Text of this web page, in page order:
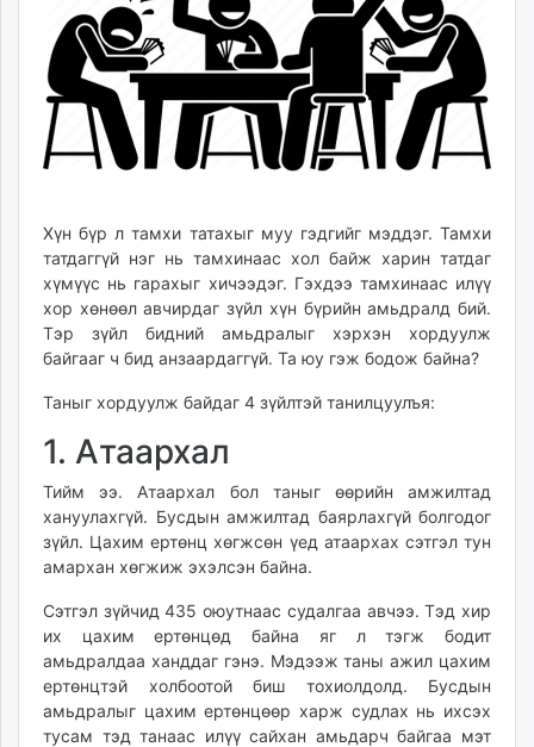
ikon.mn
mnb.mn
Livetv.mn
Eguur.mn
24tsag.mn
shuud.mn
ergelt.mn
zarig.mn
today.mn
zuv.mn
mminfo.mn
urlag.mn
unen.mn
asu.mn
shudarga.mn
shuurhai.mn
unuudur.mn
mglradio.com
fact.mn
itoim.mn
tumen.mn
shuum.mn
Хүн бүр л тамхи татахыг муу гэдгийг мэддэг. Тамхи
татдаггүй нэг нь тамхинаас хол байж харин татдаг
хүмүүс нь гарахыг хичээдэг. Гэхдээ тамхинаас илүү
хор хөнөөл авчирдаг зүйл хүн бүрийн амьдралд бий.
Тэр зүйл бидний амьдралыг хэрхэн хордуулж
байгааг ч бид анзаардаггүй. Та юу гэж бодож байна?
Таныг хордуулж байдаг 4 зүйлтэй танилцуулъя:
1. Атаархал
Тийм ээ. Атаархал бол таныг өөрийн амжилтад
хануулахгүй. Бусдын амжилтад баярлахгүй болгодог
зүйл. Цахим ертөнц хөгжсөн үед атаархах сэтгэл тун
амархан хөгжиж эхэлсэн байна.
Сэтгэл зүйчид 435 оюутнаас судалгаа авчээ. Тэд хир
их цахим ертөнцөд байна яг л тэгж бодит
амьдралдаа ханддаг гэнэ. Мэдээж таны ажил цахим
ертөнцтэй холбоотой биш тохиолдолд. Бусдын
амьдралыг цахим ертөнцөөр харж судлах нь ихсэх
тусам тэд танаас илүү сайхан амьдарч байгаа мэт